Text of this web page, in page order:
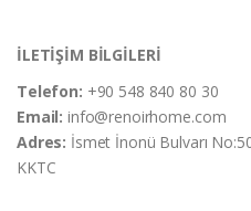
İLETİŞİM BİLGİLERİ
Telefon: +90 548 840 80 30
Email:info@renoirhome.com
Adres: İsmet İnonü Bulvarı
KKTC